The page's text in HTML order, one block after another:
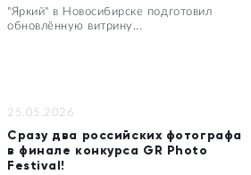
"Яркий" в Новосибирске подготовил
обновлённую витрину...
25.05.2026
Сразу два российских фотографа
в финале конкурса GR Photo
Festival!